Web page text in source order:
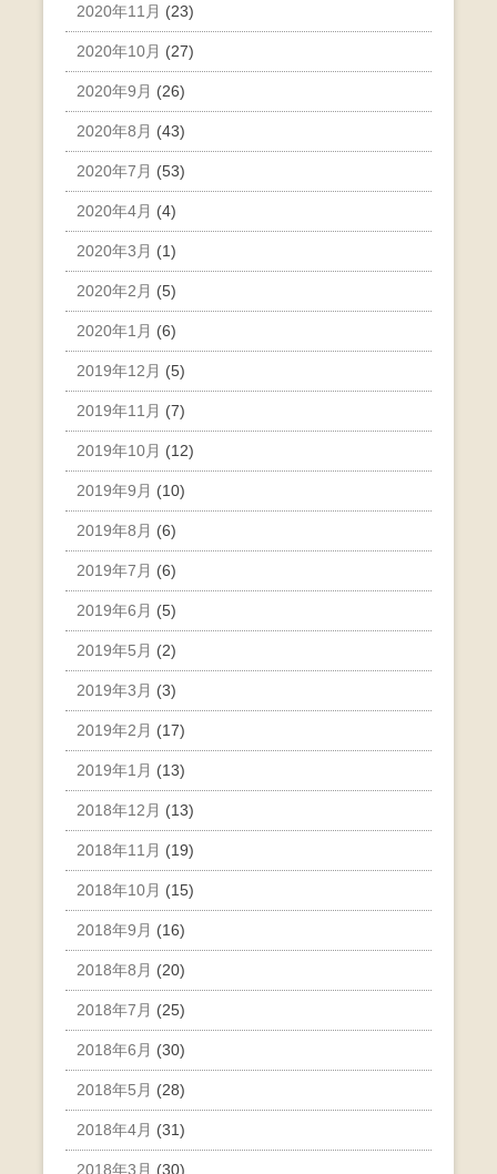
2020年11月 (23)
2020年10月 (27)
2020年9月 (26)
2020年8月 (43)
2020年7月 (53)
2020年4月 (4)
2020年3月 (1)
2020年2月 (5)
2020年1月 (6)
2019年12月 (5)
2019年11月 (7)
2019年10月 (12)
2019年9月 (10)
2019年8月 (6)
2019年7月 (6)
2019年6月 (5)
2019年5月 (2)
2019年3月 (3)
2019年2月 (17)
2019年1月 (13)
2018年12月 (13)
2018年11月 (19)
2018年10月 (15)
2018年9月 (16)
2018年8月 (20)
2018年7月 (25)
2018年6月 (30)
2018年5月 (28)
2018年4月 (31)
2018年3月 (30)